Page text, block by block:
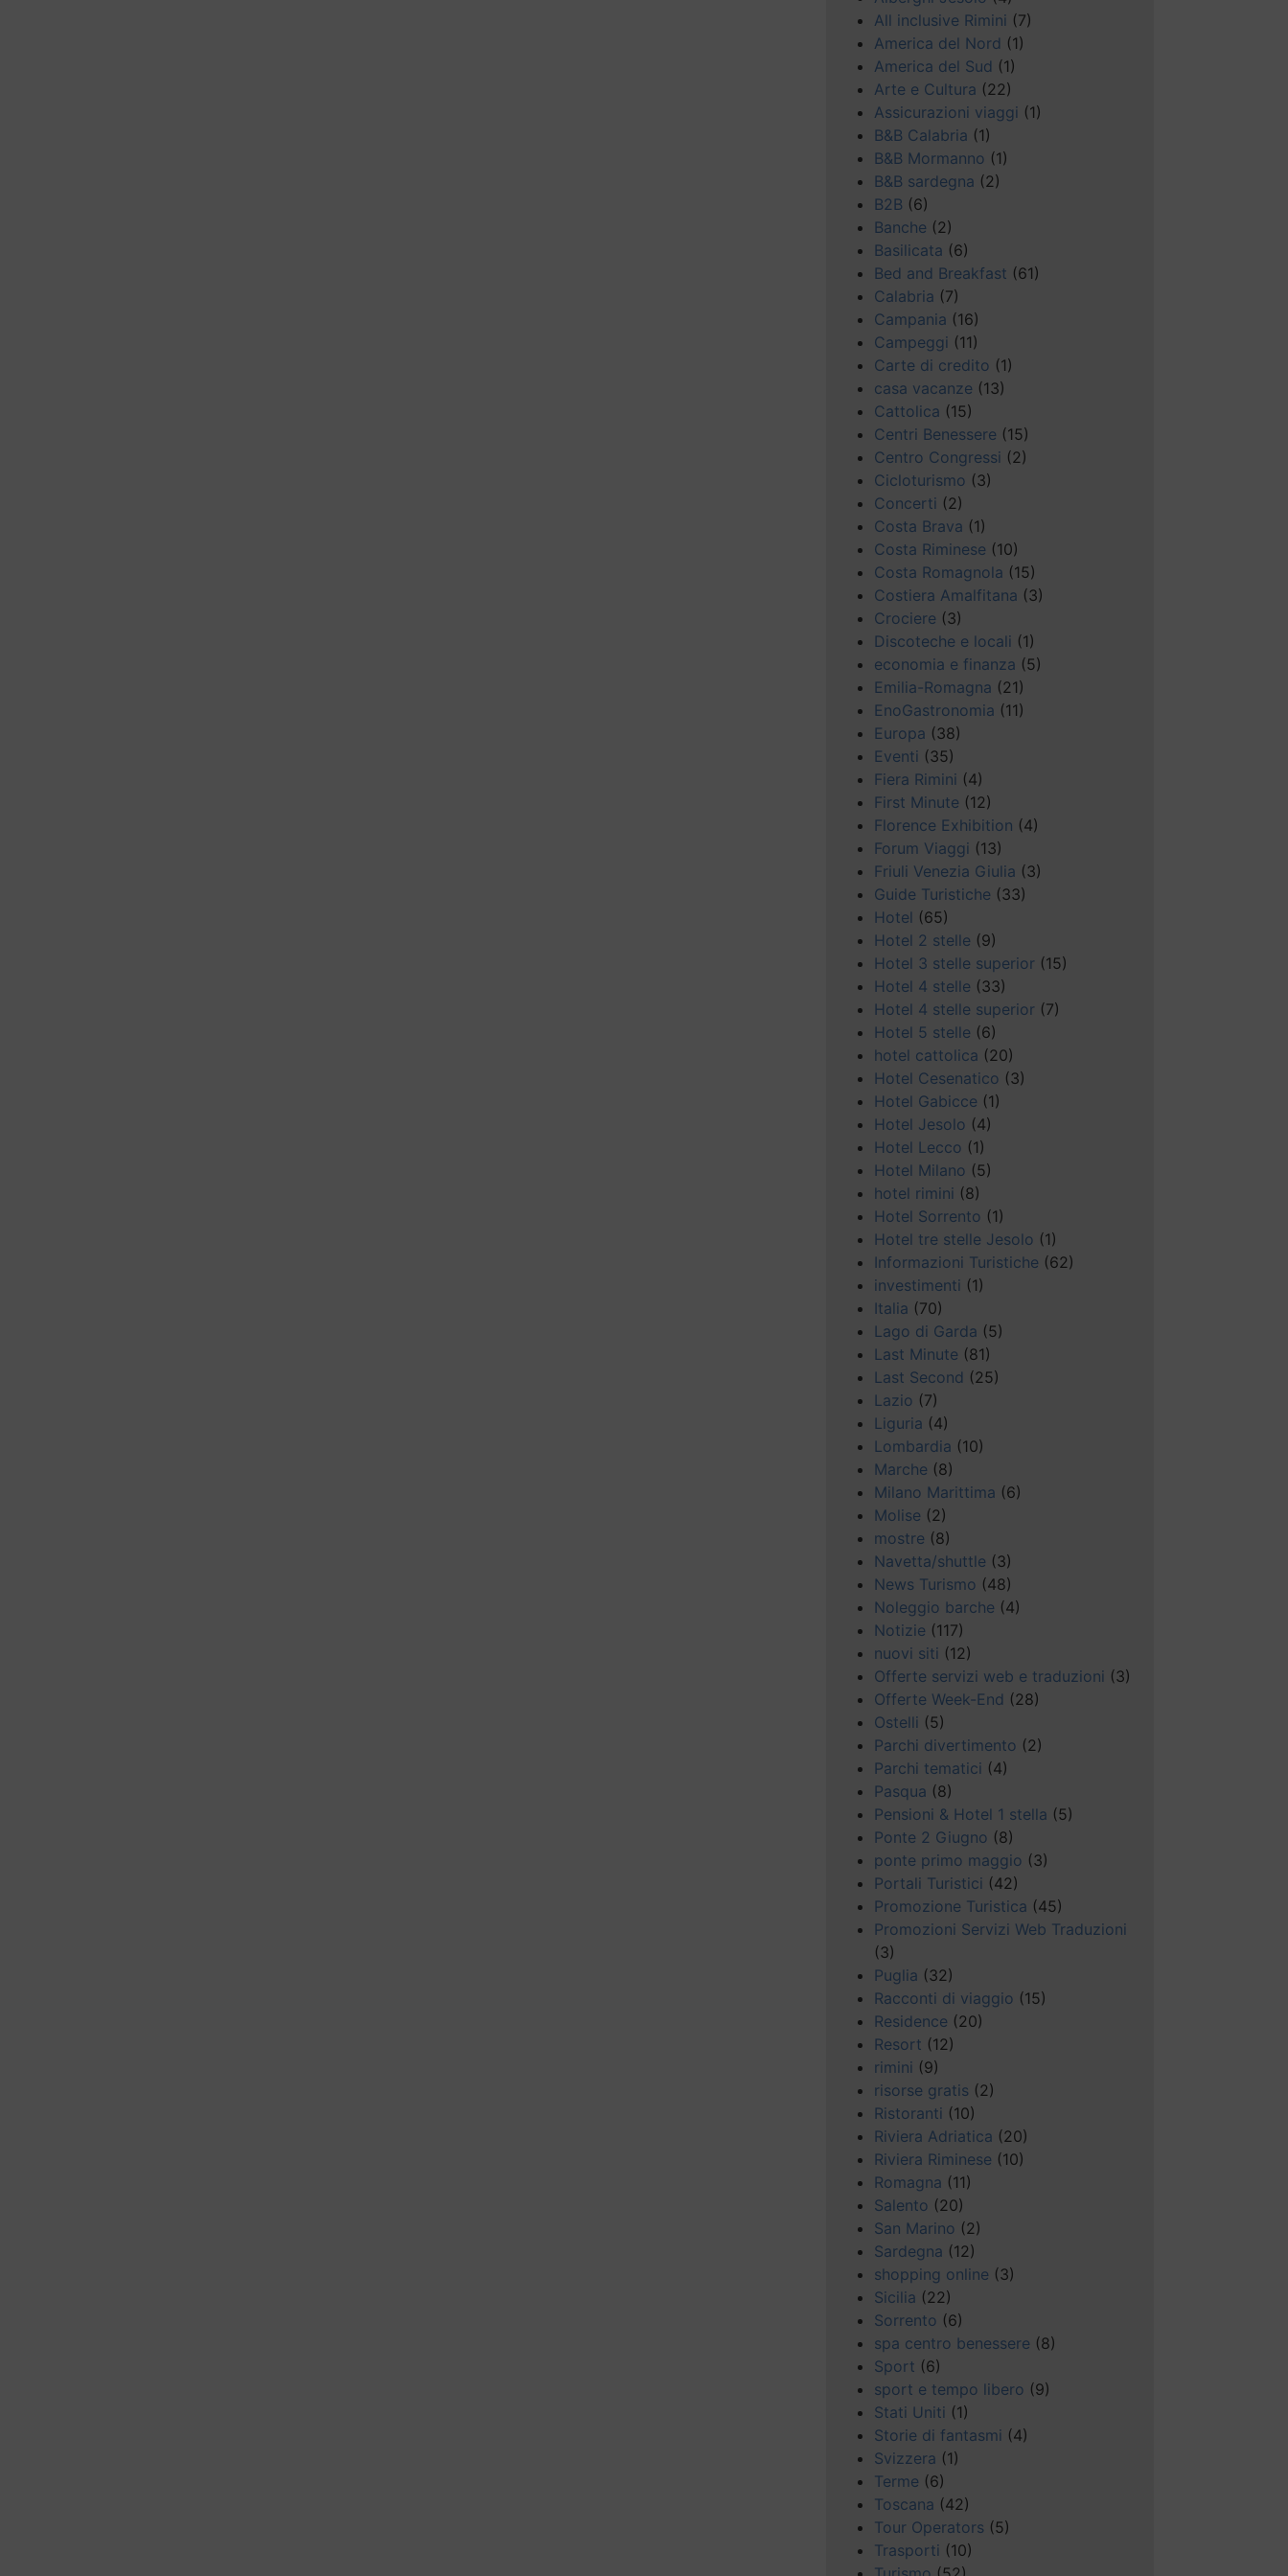
All inclusive Rimini (7)
America del Nord (1)
America del Sud (1)
Arte e Cultura (22)
Assicurazioni viaggi (1)
B&B Calabria (1)
B&B Mormanno (1)
B&B sardegna (2)
B2B (6)
Banche (2)
Basilicata (6)
Bed and Breakfast (61)
Calabria (7)
Campania (16)
Campeggi (11)
Carte di credito (1)
casa vacanze (13)
Cattolica (15)
Centri Benessere (15)
Centro Congressi (2)
Cicloturismo (3)
Concerti (2)
Costa Brava (1)
Costa Riminese (10)
Costa Romagnola (15)
Costiera Amalfitana (3)
Crociere (3)
Discoteche e locali (1)
economia e finanza (5)
Emilia-Romagna (21)
EnoGastronomia (11)
Europa (38)
Eventi (35)
Fiera Rimini (4)
First Minute (12)
Florence Exhibition (4)
Forum Viaggi (13)
Friuli Venezia Giulia (3)
Guide Turistiche (33)
Hotel (65)
Hotel 2 stelle (9)
Hotel 3 stelle superior (15)
Hotel 4 stelle (33)
Hotel 4 stelle superior (7)
Hotel 5 stelle (6)
hotel cattolica (20)
Hotel Cesenatico (3)
Hotel Gabicce (1)
Hotel Jesolo (4)
Hotel Lecco (1)
Hotel Milano (5)
hotel rimini (8)
Hotel Sorrento (1)
Hotel tre stelle Jesolo (1)
Informazioni Turistiche (62)
investimenti (1)
Italia (70)
Lago di Garda (5)
Last Minute (81)
Last Second (25)
Lazio (7)
Liguria (4)
Lombardia (10)
Marche (8)
Milano Marittima (6)
Molise (2)
mostre (8)
Navetta/shuttle (3)
News Turismo (48)
Noleggio barche (4)
Notizie (117)
nuovi siti (12)
Offerte servizi web e traduzioni (3)
Offerte Week-End (28)
Ostelli (5)
Parchi divertimento (2)
Parchi tematici (4)
Pasqua (8)
Pensioni & Hotel 1 stella (5)
Ponte 2 Giugno (8)
ponte primo maggio (3)
Portali Turistici (42)
Promozione Turistica (45)
Promozioni Servizi Web Traduzioni
(3)
Puglia (32)
Racconti di viaggio (15)
Residence (20)
Resort (12)
rimini (9)
risorse gratis (2)
Ristoranti (10)
Riviera Adriatica (20)
Riviera Riminese (10)
Romagna (11)
Salento (20)
San Marino (2)
Sardegna (12)
shopping online (3)
Sicilia (22)
Sorrento (6)
spa centro benessere (8)
Sport (6)
sport e tempo libero (9)
Stati Uniti (1)
Storie di fantasmi (4)
Svizzera (1)
Terme (6)
Toscana (42)
Tour Operators (5)
Trasporti (10)